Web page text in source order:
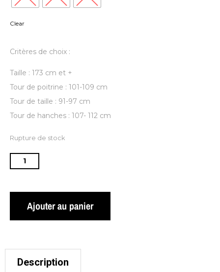
Clear
Critères de choix :
Taille : 173 cm et +
Tour de poitrine : 101-109 cm
Tour de taille : 91-97 cm
Tour de hanches : 107- 112 cm
Rupture de stock
Ajouter au panier
Description